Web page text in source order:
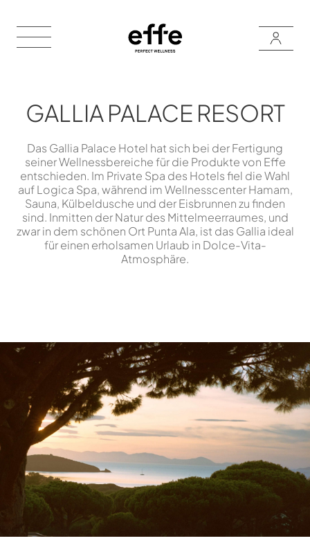
GALLIA PALACE RESORT
Das Gallia Palace Hotel hat sich bei der Fertigung
seiner Wellnessbereiche für die Produkte von Effe
entschieden. Im Private Spa des Hotels fiel die Wahl
auf Logica Spa, während im Wellnesscenter Hamam,
Sauna, Külbeldusche und der Eisbrunnen zu finden
sind. Inmitten der Natur des Mittelmeerraumes, und
zwar in dem schönen Ort Punta Ala, ist das Gallia ideal
für einen erholsamen Urlaub in Dolce-Vita-
Atmosphäre.